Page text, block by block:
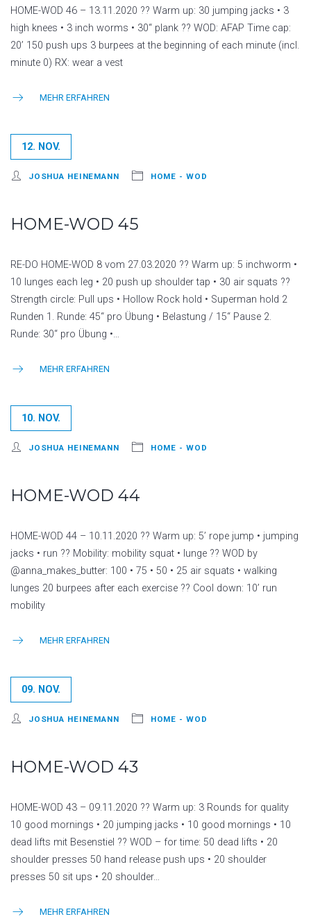
HOME-WOD 46 – 13.11.2020 ?? Warm up: 30 jumping jacks • 3
high knees • 3 inch worms • 30“ plank ?? WOD: AFAP Time cap:
20’ 150 push ups 3 burpees at the beginning of each minute (incl.
minute 0) RX: wear a vest
MEHR ERFAHREN
12. NOV.
JOSHUA HEINEMANN HOME - WOD
HOME-WOD 45
RE-DO HOME-WOD 8 vom 27.03.2020 ?? Warm up: 5 inchworm •
10 lunges each leg • 20 push up shoulder tap • 30 air squats ??
Strength circle: Pull ups • Hollow Rock hold • Superman hold 2
Runden 1. Runde: 45“ pro Übung • Belastung / 15“ Pause 2.
Runde: 30“ pro Übung •…
MEHR ERFAHREN
10. NOV.
JOSHUA HEINEMANN HOME - WOD
HOME-WOD 44
HOME-WOD 44 – 10.11.2020 ?? Warm up: 5’ rope jump • jumping
jacks • run ?? Mobility: mobility squat • lunge ?? WOD by
@anna_makes_butter: 100 • 75 • 50 • 25 air squats • walking
lunges 20 burpees after each exercise ?? Cool down: 10’ run
mobility
MEHR ERFAHREN
09. NOV.
JOSHUA HEINEMANN HOME - WOD
HOME-WOD 43
HOME-WOD 43 – 09.11.2020 ?? Warm up: 3 Rounds for quality
10 good mornings • 20 jumping jacks • 10 good mornings • 10
dead lifts mit Besenstiel ?? WOD – for time: 50 dead lifts • 20
shoulder presses 50 hand release push ups • 20 shoulder
presses 50 sit ups • 20 shoulder…
MEHR ERFAHREN